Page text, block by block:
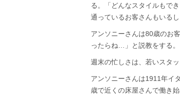
る。「どんなスタイルもで
通っているお客さんもいる
アンソニーさんは80歳のお
ったらね…」と説教をする。
週末の忙しさは、若いスタ
アンソニーさんは1911年イ
歳で近くの床屋さんで働き